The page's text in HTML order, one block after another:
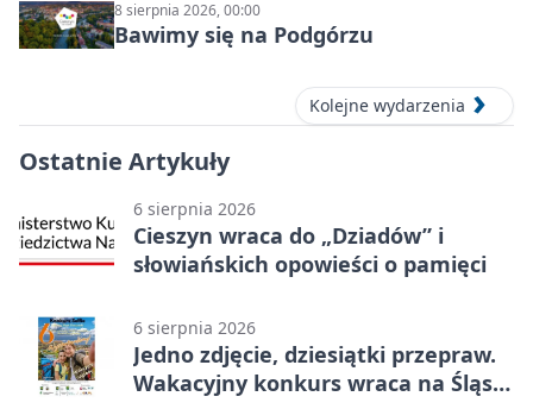
8 sierpnia 2026, 00:00
Bawimy się na Podgórzu
Kolejne wydarzenia
Ostatnie Artykuły
6 sierpnia 2026
Cieszyn wraca do „Dziadów” i
słowiańskich opowieści o pamięci
6 sierpnia 2026
Jedno zdjęcie, dziesiątki przepraw.
Wakacyjny konkurs wraca na Śląsk